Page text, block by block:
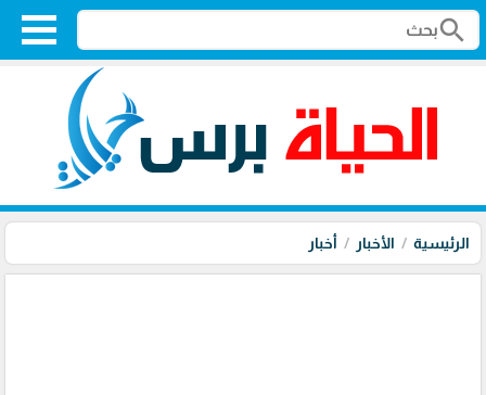
search
الرئيسية الأخبار أخبار